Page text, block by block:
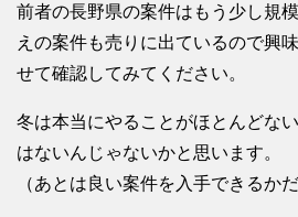
前者の長野県の案件はもう少し規
えの案件も売りに出ているので興
せて確認してみてください。
冬は本当にやることがほとんどな
はないんじゃないかと思います。
（あとは良い案件を入手できるか